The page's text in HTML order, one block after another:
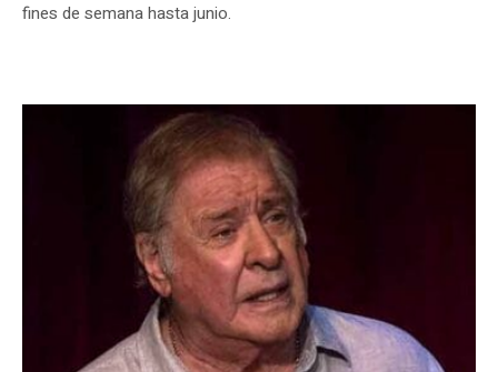
fines de semana hasta junio.